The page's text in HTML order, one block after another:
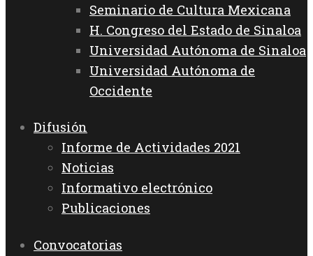
Seminario de Cultura Mexicana
H. Congreso del Estado de Sinaloa
Universidad Autónoma de Sinaloa
Universidad Autónoma de
Occidente
Difusión
Informe de Actividades 2021
Noticias
Informativo electrónico
Publicaciones
Convocatorias